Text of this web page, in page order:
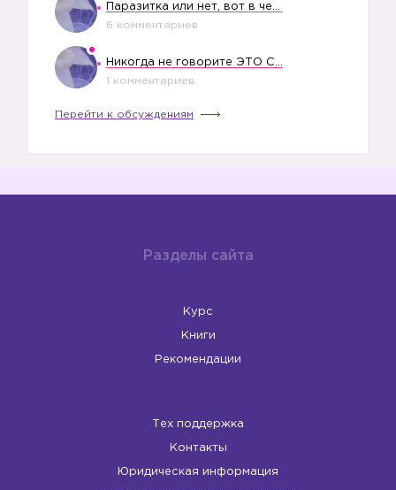
6 комментариев
1 комментариев
Перейти к обсуждениям
Разделы сайта
Курс
Книги
Рекомендации
Тех поддержка
Контакты
Юридическая информация